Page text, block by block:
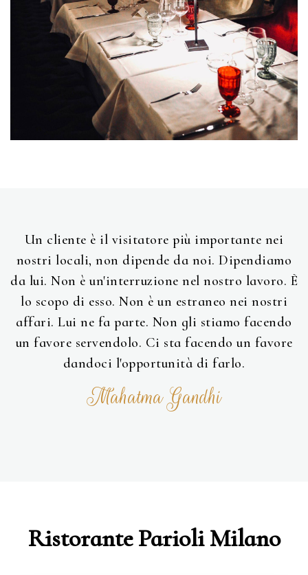
Un cliente è il visitatore più importante nei
nostri locali, non dipende da noi. Dipendiamo
da lui. Non è un'interruzione nel nostro lavoro. È
lo scopo di esso. Non è un estraneo nei nostri
affari. Lui ne fa parte. Non gli stiamo facendo
un favore servendolo. Ci sta facendo un favore
dandoci l'opportunità di farlo.
Mahatma Gandhi
Ristorante Parioli Milano